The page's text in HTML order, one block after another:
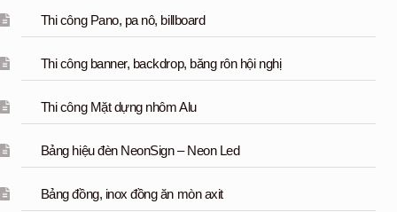
Thi công Pano, pa nô, billboard
Thi công banner, backdrop, băng rôn hội nghị
Thi công Mặt dựng nhôm Alu
Bảng hiệu đèn NeonSign – Neon Led
Bảng đồng, inox đồng ăn mòn axit